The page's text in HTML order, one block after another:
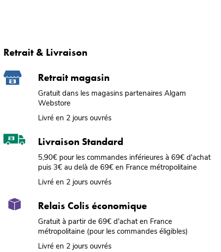
Retrait & Livraison
Retrait magasin
Gratuit dans les magasins partenaires Algam
Webstore
Livré en 2 jours ouvrés
Livraison Standard
5,90€ pour les commandes inférieures à 69€ d'achat
puis 3€ au delà de 69€ en France métropolitaine
Livré en 2 jours ouvrés
Relais Colis économique
Gratuit à partir de 69€ d'achat en France
métropolitaine (pour les commandes éligibles)
Livré en 2 jours ouvrés